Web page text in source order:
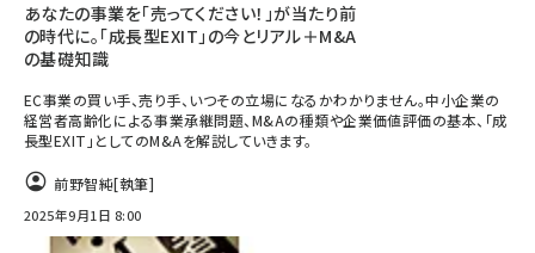
あなたの事業を「売ってください！」が当たり前
の時代に。「成長型EXIT」の今とリアル＋M&A
の基礎知識
EC事業の買い手、売り手、いつその立場になるかわかりません。中小企業の
経営者高齢化による事業承継問題、M&Aの種類や企業価値評価の基本、「成
長型EXIT」としてのM&Aを解説していきます。
前野智純[執筆]
2025年9月1日 8:00